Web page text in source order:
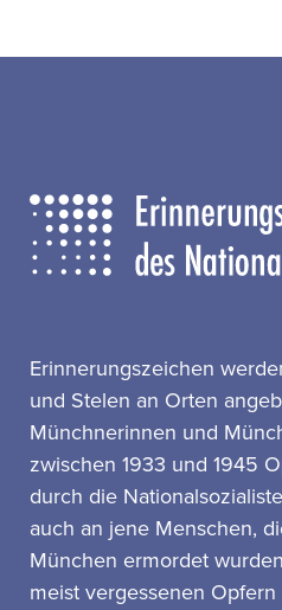
Erinnerungszeichen
und Stelen an Orten
Münchnerinnen und
zwischen 1933 und 1945
durch die
auch an jene Menschen,
München ermordet
meist vergessenen Opfern